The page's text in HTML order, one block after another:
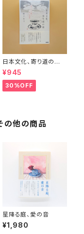
日本文化、寄り道の
旅 彬子女王殿下特別
講義
¥945
30%OFF
の他の商品
星降る庭、愛の音
¥1,980